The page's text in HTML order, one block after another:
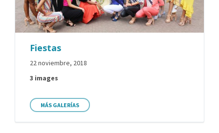
Fiestas
22 noviembre, 2018
3 images
MÁS GALERÍAS